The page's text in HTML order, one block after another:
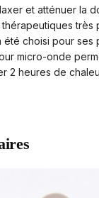
et atténuer la
très
choisi pour ses
micro-onde
2 heures de